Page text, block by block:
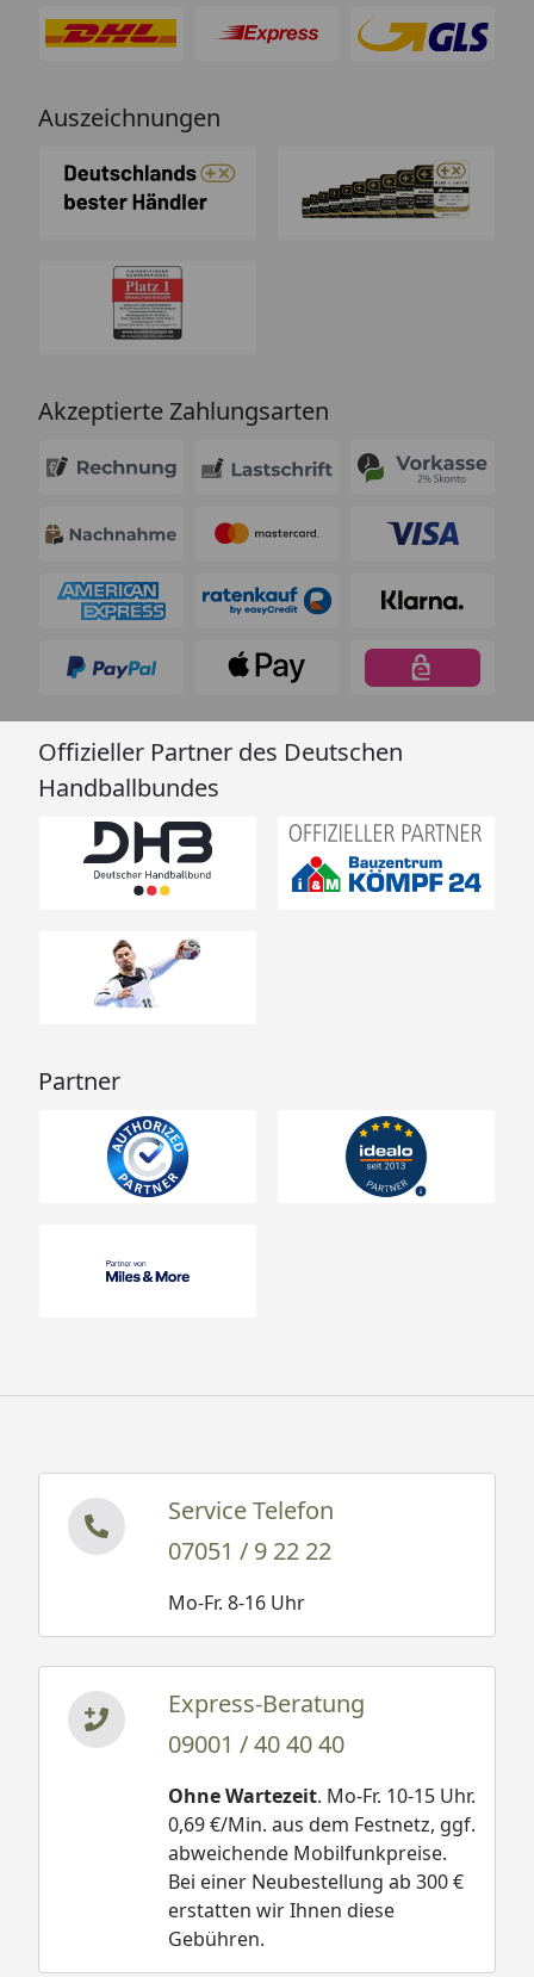
Auszeichnungen
Akzeptierte Zahlungsarten
Offizieller Partner des Deutschen
Handballbundes
Partner
Service Telefon
07051 / 9 22 22
Mo-Fr. 8-16 Uhr
Express-Beratung
09001 / 40 40 40
Ohne Wartezeit. Mo-Fr. 10-15 Uhr.
0,69 €/Min. aus dem Festnetz, ggf.
abweichende Mobilfunkpreise.
Bei einer Neubestellung ab 300 €
erstatten wir Ihnen diese
Gebühren.